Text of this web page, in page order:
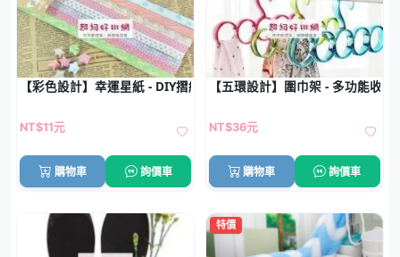
【彩色設計】幸運星紙 - DIY摺紙許願條
NT$11元
購物車 詢價車
【五環設計】圍巾架 - 多功能收納
NT$36元
購物車 詢價車
特價